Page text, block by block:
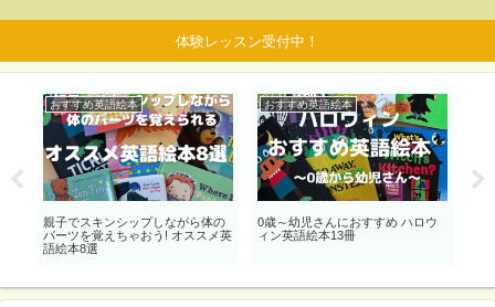
体験レッスン受付中！
おすすめ英語絵本
親子でスキンシップしながら体の
パーツを覚えちゃおう! オススメ英
語絵本8選
おすすめ英語絵本
0歳～幼児さんにおすすめ ハロウ
ィン英語絵本13冊